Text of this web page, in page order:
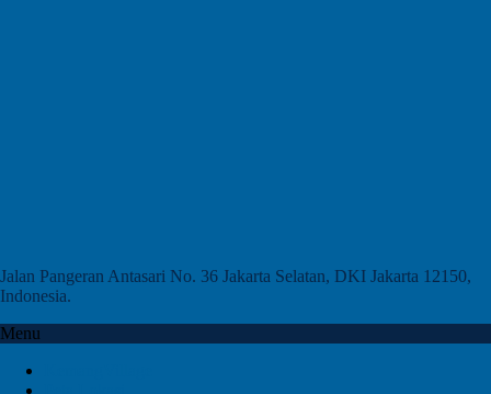
Jalan Pangeran Antasari No. 36 Jakarta Selatan, DKI Jakarta 12150,
Indonesia.
Menu